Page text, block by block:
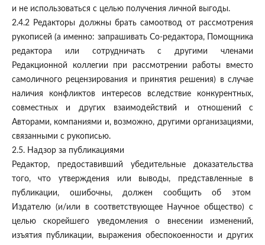
и не использоваться с целью получения личной выгоды.
2.4.2 Редакторы должны брать самоотвод от рассмотрения
рукописей (а именно: запрашивать Со-редактора, Помощника
редактора или сотрудничать с другими членами
Редакционной коллегии при рассмотрении работы вместо
самоличного рецензирования и принятия решения) в случае
наличия конфликтов интересов вследствие конкурентных,
совместных и других взаимодействий и отношений с
Авторами, компаниями и, возможно, другими организациями,
связанными с рукописью.
2.5. Надзор за публикациями
Редактор, предоставивший убедительные доказательства
того, что утверждения или выводы, представленные в
публикации, ошибочны, должен сообщить об этом
Издателю (и/или в соответствующее Научное общество) с
целью скорейшего уведомления о внесении изменений,
изъятия публикации, выражения обеспокоенности и других